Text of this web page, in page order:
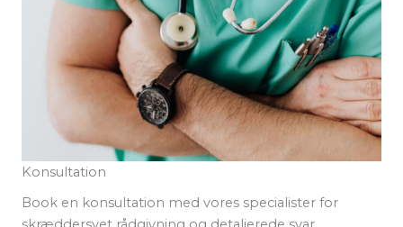
Konsultation
Book en konsultation med vores specialister for